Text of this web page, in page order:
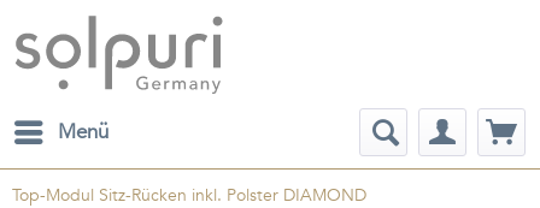
Menü
Top-Modul Sitz-Rücken inkl. Polster DIAMOND